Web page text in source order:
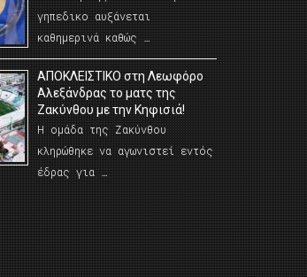
γηπεδικο αυξάνεται
καθημερινά καθώς …
AΠΟΚΛΕΙΣΤΙΚΟ στη Λεωφόρο
Αλεξάνδρας το ματς της
Ζακύνθου με την Κηφισιά!
Η ομάδα της Ζακύνθου
κληρώθηκε να αγωνιστεί εντός
έδρας για …